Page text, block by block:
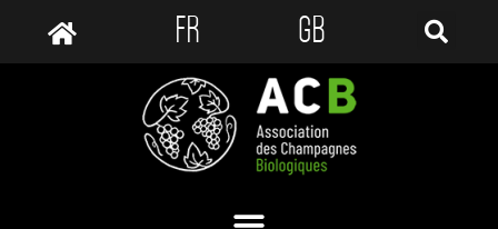
FR GB